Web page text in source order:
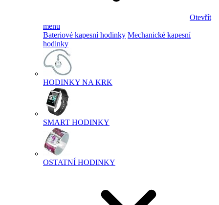
Otevřít
menu
Bateriové kapesní hodinky Mechanické kapesní
hodinky
HODINKY NA KRK
SMART HODINKY
OSTATNÍ HODINKY